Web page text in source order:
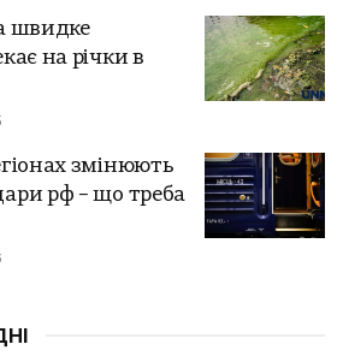
швидке
на річки в
змінюють
рф – що треба